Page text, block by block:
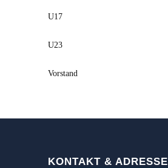
U17
U23
Vorstand
KONTAKT & ADRESSE